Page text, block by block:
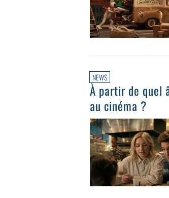
NEWS
À partir de quel
au cinéma ?